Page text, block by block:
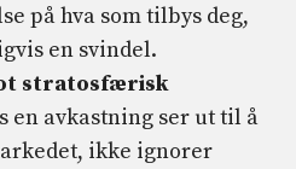
på hva som tilbys deg,
en svindel.
stratosfærisk
en avkastning ser ut til å
ikke ignorer